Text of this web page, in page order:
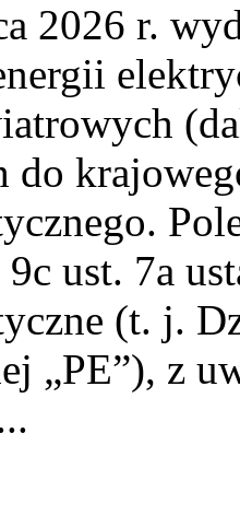
2026 r.
do
ust. 7a
(t. j.
„PE”), z